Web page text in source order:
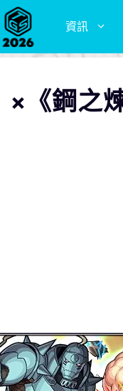
資訊
×《鋼之